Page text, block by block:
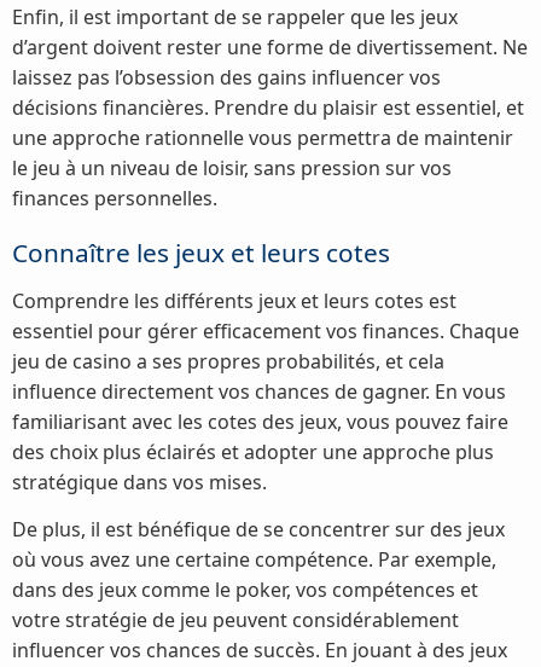
Enfin, il est important de se rappeler que les jeux
d’argent doivent rester une forme de divertissement. Ne
laissez pas l’obsession des gains influencer vos
décisions financières. Prendre du plaisir est essentiel, et
une approche rationnelle vous permettra de maintenir
le jeu à un niveau de loisir, sans pression sur vos
finances personnelles.
Connaître les jeux et leurs cotes
Comprendre les différents jeux et leurs cotes est
essentiel pour gérer efficacement vos finances. Chaque
jeu de casino a ses propres probabilités, et cela
influence directement vos chances de gagner. En vous
familiarisant avec les cotes des jeux, vous pouvez faire
des choix plus éclairés et adopter une approche plus
stratégique dans vos mises.
De plus, il est bénéfique de se concentrer sur des jeux
où vous avez une certaine compétence. Par exemple,
dans des jeux comme le poker, vos compétences et
votre stratégie de jeu peuvent considérablement
influencer vos chances de succès. En jouant à des jeux